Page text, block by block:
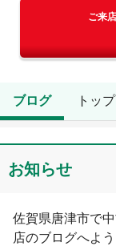
ご来
トップ
ブログ
お知らせ
佐賀県唐津市で
店のブログへよ